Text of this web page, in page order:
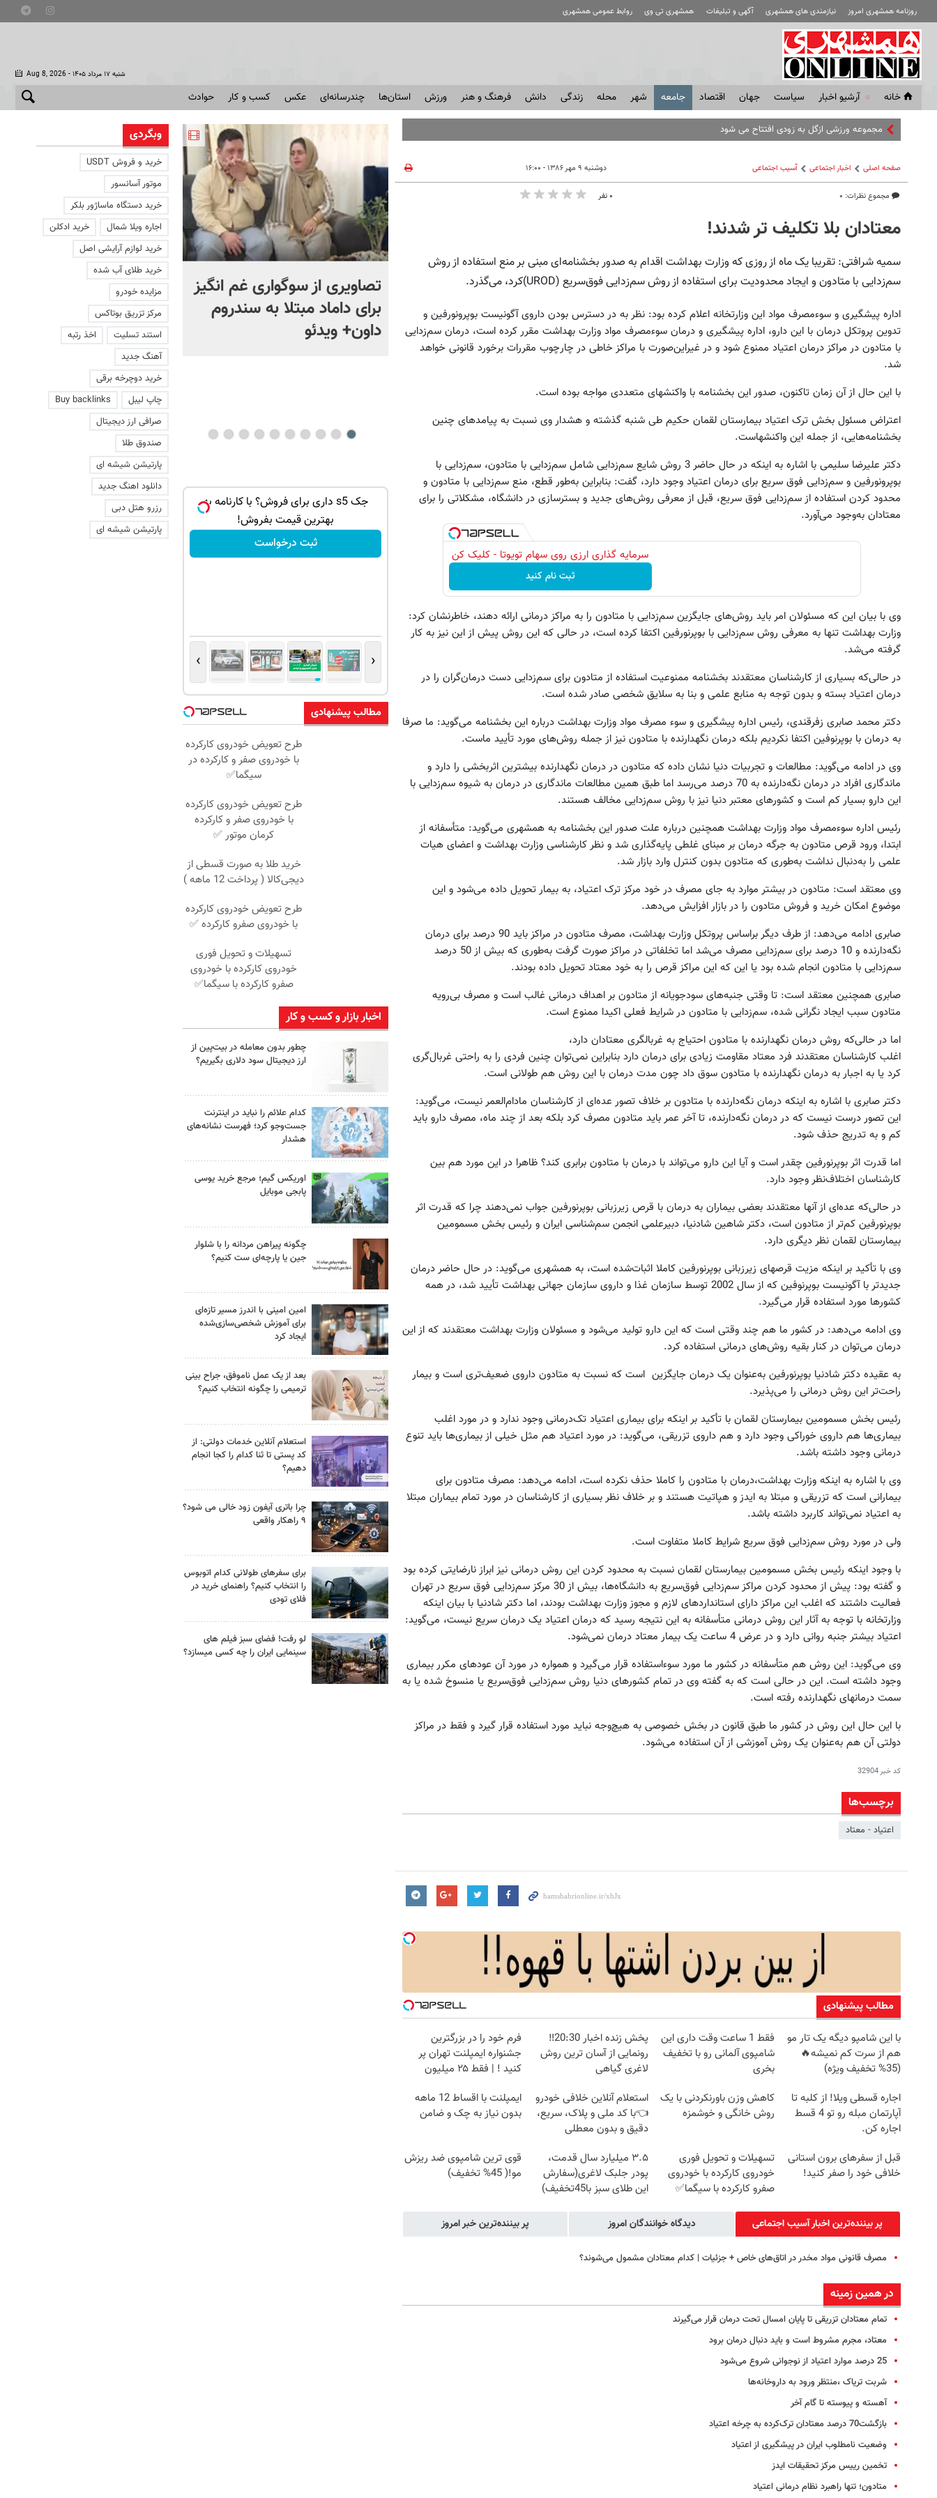
روزنامه همشهری امروز نیازمندی های همشهری آگهی و تبلیغات همشهری تی وی روابط عمومی همشهری
Aug 8, 2026 - شنبه ۱۷ مرداد ۱۴۰۵
خانه آرشیو اخبار سياست جهان اقتصاد جامعه شهر محله زندگی دانش فرهنگ و هنر ورزش استان‌ها چندرسانه‌ای عکس کسب و کار حوادث
مجموعه ورزشی ازگل به زودی افتتاح می شود
صفحه اصلی اخبار اجتماعی آسیب اجتماعی
مجموع نظرات: ۰
دوشنبه ۹ مهر ۱۳۸۶ - ۱۶:۰۰
۰ نفر
معتادان بلا تکلیف تر شدند!
سمیه شرافتی: تقریبا یک ماه از روزی که وزارت بهداشت اقدام به صدور بخشنامه‌ای مبنی بر منع استفاده از روش
سم‌زدایی با متادون و ایجاد محدودیت برای استفاده از روش سم‌زدایی فوق‌سریع (UROD)کرد، می‌گذرد.
اداره پیشگیری و سوء‌مصرف مواد این وزارتخانه اعلام کرده بود: نظر به در دسترس بودن داروی آگونیست بوپرونورفین و
تدوین پروتکل درمان با این دارو، اداره پیشگیری و درمان سوء‌مصرف مواد وزارت بهداشت مقرر کرده است، درمان سم‌زدایی
با متادون در مراکز درمان اعتیاد ممنوع شود و در غیراین‌صورت با مراکز خاطی در چارچوب مقررات برخورد قانونی خواهد
شد.
با این حال از آن زمان تا‌کنون، صدور این بخشنامه با واکنشهای متعددی مواجه بوده است.
اعتراض مسئول بخش ترک اعتیاد بیمارستان لقمان حکیم طی شنبه گذشته و هشدار وی نسبت به پیامدهای چنین
بخشنامه‌هایی، از جمله این واکنشهاست.
دکتر علیرضا سلیمی با اشاره به اینکه در حال حاضر 3 روش شایع سم‌زدایی شامل سم‌زدایی با متادون، سم‌زدایی با
بوپرونورفین و سم‌زدایی فوق سریع برای درمان اعتیاد وجود دارد، گفت: بنابراین به‌طور قطع، منع سم‌زدایی با متادون و
محدود کردن استفاده از سم‌زدایی فوق سریع، قبل از معرفی روش‌های جدید و بستر‌سازی در دانشگاه، مشکلاتی را برای
معتادان به‌وجود می‌آورد.
سرمایه گذاری ارزی روی سهام تویوتا - کلیک کن
ثبت نام کنید
وی با بیان این که مسئولان امر باید روش‌های جایگزین سم‌زدایی با متادون را به مراکز درمانی ارائه دهند، خاطرنشان کرد:
وزارت بهداشت تنها به معرفی روش سم‌زدایی با بوپرنورفین اکتفا کرده است، در حالی که این روش پیش از این نیز به کار
گرفته می‌شد.
در حالی‌که بسیاری از کارشناسان معتقدند بخشنامه ممنوعیت استفاده از متادون برای سم‌زدایی دست درمان‌گران را در
درمان اعتیاد بسته و بدون توجه به منابع علمی و بنا به سلایق شخصی صادر شده است.
دکتر محمد صابری زفرقندی، رئیس اداره پیشگیری و سوء مصرف مواد وزارت بهداشت درباره این بخشنامه می‌گوید: ما صرفا
به درمان با بوپرنوفین اکتفا نکردیم بلکه درمان نگهدارنده با متادون نیز از جمله روش‌های مورد تأیید ماست.
وی در ادامه می‌گوید: مطالعات و تجربیات دنیا نشان داده که متادون در درمان نگهدارنده بیشترین اثربخشی را دارد و
ماندگاری افراد در درمان نگه‌دارنده به 70 درصد می‌رسد اما طبق همین مطالعات ماندگاری در درمان به شیوه سم‌زدایی با
این دارو بسیار کم است و کشورهای معتبر دنیا نیز با روش سم‌زدایی مخالف هستند.
رئیس اداره سوء‌مصرف مواد وزارت بهداشت همچنین درباره علت صدور این بخشنامه به همشهری می‌گوید: متأسفانه از
ابتدا، ورود قرص متادون به جرگه درمان بر مبنای غلطی پایه‌گذاری شد و نظر کارشناسی وزارت بهداشت و اعضای هیات
علمی را به‌دنبال نداشت به‌طوری که متادون بدون کنترل وارد بازار شد.
وی معتقد است: متادون در بیشتر موارد به جای مصرف در خود مرکز ترک اعتیاد، به بیمار تحویل داده می‌شود و این
موضوع امکان خرید و فروش متادون را در بازار افزایش می‌دهد.
صابری ادامه می‌دهد: از طرف دیگر براساس پروتکل وزارت بهداشت، مصرف متادون در مراکز باید 90 درصد برای درمان
نگه‌دارنده و 10 درصد برای سم‌زدایی مصرف می‌شد اما تخلفاتی در مراکز صورت گرفت به‌طوری که بیش از 50 درصد
سم‌زدایی با متادون انجام شده بود یا این که این مراکز قرص را به خود معتاد تحویل داده بودند.
صابری همچنین معتقد است: تا وقتی جنبه‌های سود‌جویانه از متادون بر اهداف درمانی غالب است و مصرف بی‌رویه
متادون سبب ایجاد نگرانی شده، سم‌زدایی با متادون در شرایط فعلی اکیدا ممنوع است.
اما در حالی‌که روش درمان نگهدارنده با متادون احتیاج به غربالگری معتادان دارد،
اغلب کارشناسان معتقدند فرد معتاد مقاومت زیادی برای درمان دارد بنابراین نمی‌توان چنین فردی را به راحتی غربال‌گری
کرد یا به اجبار به درمان نگهدارنده با متادون سوق داد چون مدت درمان با این روش هم طولانی است.
دکتر صابری با اشاره به اینکه درمان نگه‌دارنده با متادون بر خلاف تصور عده‌ای از کارشناسان مادام‌العمر نیست، می‌گوید:
این تصور درست نیست که در درمان نگه‌دارنده، تا آخر عمر باید متادون مصرف کرد بلکه بعد از چند ماه، مصرف دارو باید
کم و به تدریج حذف شود.
اما قدرت اثر بوپرنورفین چقدر است و آیا این دارو می‌تواند با درمان با متادون برابری کند؟ ظاهرا در این مورد هم بین
کارشناسان اختلاف‌نظر وجود دارد.
در حالی‌که عده‌ای از آنها معتقدند بعضی بیماران به درمان با قرص زیر‌زبانی بوپرنورفین جواب نمی‌دهند چرا که قدرت اثر
بوپرنورفین کم‌تر از متادون است، دکتر شاهین‌ شاد‌نیا، دبیر‌علمی انجمن سم‌شناسی ایران و رئیس بخش مسمومین
بیمارستان لقمان نظر دیگری دارد.
وی با تأکید بر اینکه مزیت قرصهای زیر‌زبانی بوپرنورفین کاملا اثبات‌شده است، به همشهری می‌گوید: در حال حاضر درمان
جدیدتر با آگونیست بوپر‌نوفین که از سال 2002 توسط سازمان غذا و داروی سازمان جهانی بهداشت تأیید شد، در همه
کشورها مورد استفاده قرار می‌گیرد.
وی ادامه می‌دهد: در کشور ما هم چند وقتی است که این دارو تولید می‌شود و مسئولان وزارت بهداشت معتقدند که از این
درمان می‌توان در کنار بقیه روش‌های درمانی استفاده کرد.
به عقیده دکتر شاد‌نیا بوپرنورفین به‌عنوان یک درمان جایگزین است که نسبت به متادون داروی ضعیف‌تری است و بیمار
راحت‌تر این روش درمانی را می‌پذیرد.
رئیس بخش مسمومین بیمارستان لقمان با تأکید بر اینکه برای بیماری اعتیاد تک‌درمانی وجود ندارد و در مورد اغلب
بیماری‌ها هم داروی خوراکی وجود دارد و هم داروی تزریقی، می‌گوید: در مورد اعتیاد هم مثل خیلی از بیماری‌ها باید تنوع
درمانی وجود داشته باشد.
وی با اشاره به اینکه وزارت بهداشت،درمان با متادون را کاملا حذف نکرده است، ادامه می‌دهد: مصرف متادون برای
بیمارانی است که تزریقی و مبتلا به ایدز و هپاتیت هستند و بر خلاف نظر بسیاری از کارشناسان در مورد تمام بیماران مبتلا
به اعتیاد نمی‌تواند کاربرد داشته باشد.
ولی در مورد روش سم‌زدایی فوق سریع شرایط کاملا متفاوت است.
با وجود اینکه رئیس بخش مسمومین بیمارستان لقمان نسبت به محدود کردن این روش درمانی نیز ابراز نارضایتی کرده بود
و گفته بود: پیش از محدود کردن مراکز سم‌زدایی فوق‌سریع به دانشگاه‌ها، بیش از 30 مرکز سم‌زدایی فوق سریع در تهران
فعالیت داشتند که اغلب این مراکز دارای استانداردهای لازم و مجوز وزارت بهداشت بودند، اما دکتر شاد‌نیا با بیان اینکه
وزارتخانه با توجه به آثار این روش درمانی متأسفانه به این نتیجه رسید که درمان اعتیاد یک درمان سریع نیست، می‌گوید:
اعتیاد بیشتر جنبه روانی دارد و در عرض 4 ساعت یک بیمار معتاد درمان نمی‌شود.
وی می‌گوید: این روش هم متأسفانه در کشور ما مورد سوء‌استفاده قرار می‌گیرد و همواره در مورد آن عودهای مکرر بیماری
وجود داشته است. این در حالی است که به گفته وی در تمام کشورهای دنیا روش سم‌زدایی فوق‌سریع یا منسوخ شده یا به
سمت درمانهای نگهدارنده رفته است.
با این حال این روش در کشور ما طبق قانون در بخش خصوصی به هیچ‌وجه نباید مورد استفاده قرار گیرد و فقط در مراکز
دولتی آن هم به‌عنوان یک روش آموزشی از آن استفاده می‌شود.
کد خبر32904
برچسب‌ها
اعتیاد - معتاد
مطالب پیشنهادی
با این شامپو دیگه یک تار مو
هم از سرت کم نمیشه🔥
(35% تخفیف ویژه)
فقط 1 ساعت وقت داری این
شامپوی آلمانی رو با تخفیف
بخری
پخش زنده اخبار 20:30‼️
رونمایی از آسان ترین روش
لاغری گیاهی
فرم خود را در بزرگترین
جشنواره ایمپلنت تهران پر
کنید ! | فقط ۲۵ میلیون
اجاره‌ قسطی ویلا! از کلبه تا
آپارتمان مبله رو تو 4 قسط
اجاره کن.
کاهش وزن باورنکردنی با یک
روش خانگی و خوشمزه
استعلام آنلاین خلافی خودرو
👈با کد ملی و پلاک، سریع،
دقیق و بدون معطلی
ایمپلنت با اقساط 12 ماهه
بدون نیاز به چک و ضامن
قبل از سفرهای برون استانی
خلافی خود را صفر کنید!
تسهیلات و تحویل فوری
خودروی کارکرده با خودروی
صفرو کارکرده با سیگما✅
۳.۵ میلیارد سال قدمت،
پودر جلبک لاغری(سفارش
این طلای سبز با45تخفیف)
قوی ترین شامپوی ضد ریزش
مو!( 45% تخفیف)
پر بیننده‌ترین اخبار آسیب اجتماعی دیدگاه خوانندگان امروز پر بیننده‌ترین خبر امروز
مصرف قانونی مواد مخدر در اتاق‌های خاص + جزئیات | کدام معتادان مشمول می‌شوند؟
در همین زمینه
تمام معتادان تزریقی تا پایان امسال تحت درمان قرار می‌گیرند
معتاد، مجرم مشروط است و باید دنبال درمان برود
25 درصد موارد اعتیاد از نوجوانی شروع می‌شود
شربت تریاک ،منتظر ورود به داروخانه‌ها
آهسته و پیوسته تا گام آخر
بازگشت70 درصد معتادان ترک‌کرده به چرخه اعتیاد
وضعیت نامطلوب ایران در پیشگیری از اعتیاد
تخمین رییس مرکز تحقیقات ایدز
متادون؛ تنها راهبرد نظام درمانی اعتیاد
این مخدر علناً در خیابان
مصرف می شود! + ویدئو |
توضیحات سم شناس بالینی
درباره مخدر «ناس»
تصاویری از سوگواری غم انگیز
برای داماد مبتلا به سندروم
داون+ ویدئو
کریدور مشترک ایران و
چگونه عامل پیروزی
ایران می‌شود؟ | ویدئو
فقط 1 ساعت وقت داری این پک تقویت موی
آلمانی رو با تخفیف بخری
تخفیف ویژه!
فروش خودرو شما فقط با یک درخواست
ثبت درخواست
تخفیف استثنایی جنجالی ترین شامپوی
گیاهی سال! 45%تا امشب
تخفیف ویژه!
جک s5 داری برای فروش؟ با کارنامه به
بهترین قیمت بفروش!
ثبت درخواست
‹
›
مطالب پیشنهادی
طرح تعویض خودروی کارکرده
با خودروی صفر و کارکرده در
سیگما✅
طرح تعویض خودروی کارکرده
با خودروی صفر و کارکرده
کرمان موتور ✅
خرید طلا به صورت قسطی از
دیجی‌کالا ( پرداخت 12 ماهه )
طرح تعویض خودروی کارکرده
با خودروی صفرو کارکرده ✅
تسهیلات و تحویل فوری
خودروی کارکرده با خودروی
صفرو کارکرده با سیگما✅
اخبار بازار و کسب و کار
چطور بدون معامله در بیت‌پین از
ارز دیجیتال سود دلاری بگیریم؟
کدام علائم را نباید در اینترنت
جست‌وجو کرد؛ فهرست نشانه‌های
هشدار
اوریکس گیم؛ مرجع خرید یوسی
پابجی موبایل
چگونه پیراهن مردانه را با شلوار
جین یا پارچه‌ای ست کنیم؟
امین امینی با اندرز مسیر تازه‌ای
برای آموزش شخصی‌سازی‌شده
ایجاد کرد
بعد از یک عمل ناموفق، جراح بینی
ترمیمی را چگونه انتخاب کنیم؟
استعلام آنلاین خدمات دولتی: از
کد پستی تا ثنا کدام را کجا انجام
دهیم؟
چرا باتری آیفون زود خالی می شود؟
۹ راهکار واقعی
برای سفرهای طولانی کدام اتوبوس
را انتخاب کنیم؟ راهنمای خرید در
فلای تودی
لو رفت! فضای سبز فیلم های
سینمایی ایران را چه کسی میسازد؟
وبگردی
خرید و فروش USDT
موتور آسانسور
خرید دستگاه ماساژور بلکر
اجاره ویلا شمال
خرید ادکلن
خرید لوازم آرایشی اصل
خرید طلای آب شده
مزایده خودرو
مرکز تزریق بوتاکس
استند تسلیت
اخذ رتبه
آهنگ جدید
خرید دوچرخه برقی
چاپ لیبل
Buy backlinks
صرافی ارز دیجیتال
صندوق طلا
پارتیشن شیشه ای
دانلود اهنگ جدید
رزرو هتل دبی
پارتیشن شیشه ای